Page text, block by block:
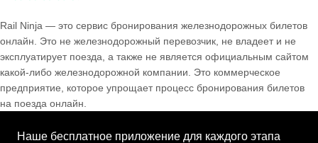
Rail Ninja — это сервис бронирования железнодорожных билетов
онлайн. Это не железнодорожный перевозчик, не владеет и не
эксплуатирует поезда, а также не является официальным сайтом
какой-либо железнодорожной компании. Это коммерческое
предприятие, которое упрощает процесс бронирования билетов
на поезда онлайн.
Наше бесплатное приложение для каждого этапа